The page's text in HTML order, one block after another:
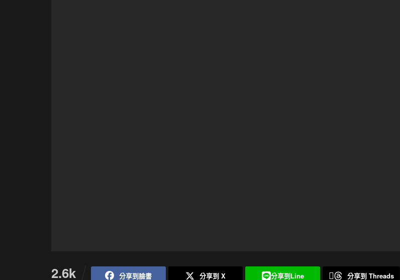
2.6k 分享到臉書 分享到 X 分享到Line 分享到 Threads